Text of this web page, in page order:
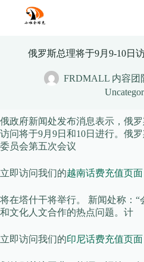
content
俄罗斯总理将于9月9-10日
FRDMALL 内容团
俄政府新闻处发布消息表示，俄
访问将于9月9日和10日进行。俄
委员会第五次会议
立即访问我们的越南话费充值页面
将在塔什干将举行。 新闻处称：
和文化人文合作的热点问题。计
立即访问我们的印尼话费充值页面